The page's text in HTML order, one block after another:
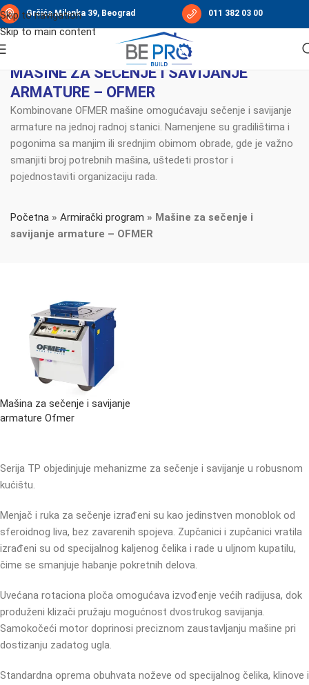
Skip to navigation
Skip to main content
Grčića Milenka 39, Beograd 011 382 03 00
MAŠINE ZA SEČENJE I SAVIJANJE
ARMATURE – OFMER
Kombinovane OFMER mašine omogućavaju sečenje i savijanje
armature na jednoj radnoj stanici. Namenjene su gradilištima i
pogonima sa manjim ili srednjim obimom obrade, gde je važno
smanjiti broj potrebnih mašina, uštedeti prostor i
pojednostaviti organizaciju rada.
Početna » Armirački program » Mašine za sečenje i
savijanje armature – OFMER
Mašina za sečenje i savijanje
armature Ofmer
Serija TP objedinjuje mehanizme za sečenje i savijanje u robusnom
kućištu.
Menjač i ruka za sečenje izrađeni su kao jedinstven monoblok od
sferoidnog liva, bez zavarenih spojeva. Zupčanici i zupčanici vratila
izrađeni su od specijalnog kaljenog čelika i rade u uljnom kupatilu,
čime se smanjuje habanje pokretnih delova.
Uvećana rotaciona ploča omogućava izvođenje većih radijusa, dok
produženi klizači pružaju mogućnost dvostrukog savijanja.
Samokočeći motor doprinosi preciznom zaustavljanju mašine pri
dostizanju zadatog ugla.
Standardna oprema obuhvata noževe od specijalnog čelika, klinove i